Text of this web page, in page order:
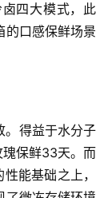
四大模式，此
的口感保鲜场景
。得益于水分子
保鲜33天。而
能基础之上，